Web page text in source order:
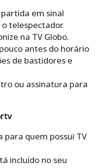
em sinal
telespectador.
na TV Globo.
antes do horário
de bastidores e
ou assinatura para
para quem possui TV
incluído no seu